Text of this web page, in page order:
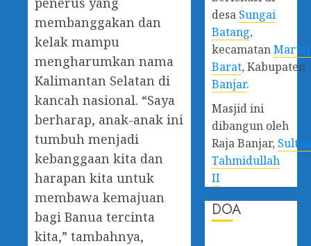
membanggakan dan
kelak mampu
mengharumkan nama
Kalimantan Selatan di
kancah nasional. “Saya
berharap, anak-anak ini
tumbuh menjadi
kebanggaan kita dan
harapan kita untuk
membawa kemajuan
bagi Banua tercinta
kita,” tambahnya,
desa Sungai
Batang,
kecamatan
Barat, Kabupaten
Banjar.
Masjid ini
dibangun oleh
Raja Banjar,
Tahmidullah
II
DOA